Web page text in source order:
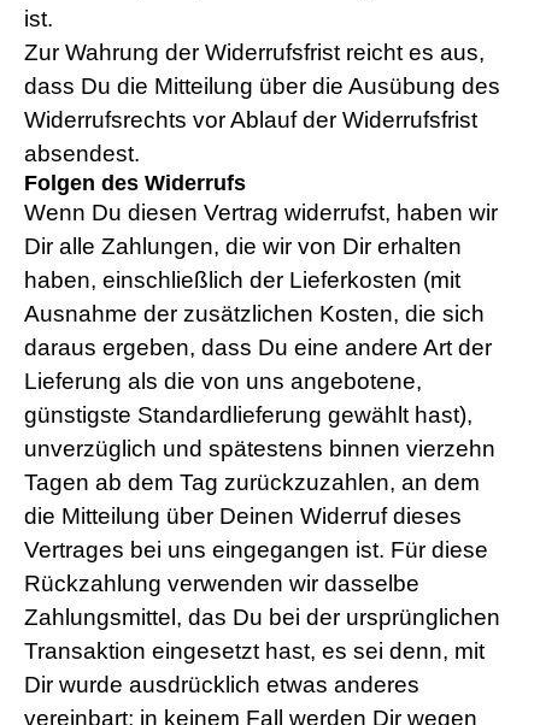
ist.
Zur Wahrung der Widerrufsfrist reicht es aus,
dass Du die Mitteilung über die Ausübung des
Widerrufsrechts vor Ablauf der Widerrufsfrist
absendest.
Folgen des Widerrufs
Wenn Du diesen Vertrag widerrufst, haben wir
Dir alle Zahlungen, die wir von Dir erhalten
haben, einschließlich der Lieferkosten (mit
Ausnahme der zusätzlichen Kosten, die sich
daraus ergeben, dass Du eine andere Art der
Lieferung als die von uns angebotene,
günstigste Standardlieferung gewählt hast),
unverzüglich und spätestens binnen vierzehn
Tagen ab dem Tag zurückzuzahlen, an dem
die Mitteilung über Deinen Widerruf dieses
Vertrages bei uns eingegangen ist. Für diese
Rückzahlung verwenden wir dasselbe
Zahlungsmittel, das Du bei der ursprünglichen
Transaktion eingesetzt hast, es sei denn, mit
Dir wurde ausdrücklich etwas anderes
vereinbart; in keinem Fall werden Dir wegen